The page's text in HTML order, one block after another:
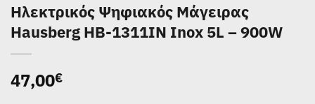
Ηλεκτρικός Ψηφιακός Μάγειρας
Hausberg HB-1311IN Inox 5L – 900W
47,00€